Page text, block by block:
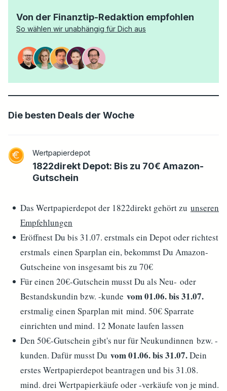
Von der Finanztip-Redaktion empfohlen
So wählen wir unabhängig für Dich aus
Die besten Deals der Woche
Wertpapierdepot
1822direkt Depot: Bis zu 70€ Amazon-
Gutschein
Das Wertpapierdepot der 1822direkt gehört zu unseren
Empfehlungen
Eröffnest Du bis 31.07. erstmals ein Depot oder richtest
erstmals einen Sparplan ein, bekommst Du Amazon-
Gutscheine von insgesamt bis zu 70€
Für einen 20€-Gutschein musst Du als Neu- oder
Bestandskundin bzw. -kunde vom 01.06. bis 31.07.
erstmalig einen Sparplan mit mind. 50€ Sparrate
einrichten und mind. 12 Monate laufen lassen
Den 50€-Gutschein gibt's nur für Neukundinnen bzw. -
kunden. Dafür musst Du vom 01.06. bis 31.07.Dein
erstes Wertpapierdepot beantragen und bis 31.08.
mind. drei Wertpapierkäufe oder -verkäufe von je mind.